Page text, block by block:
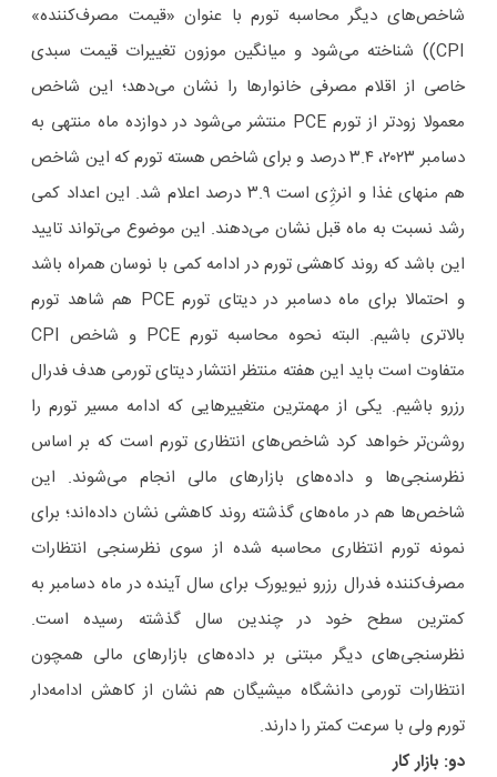
شاخص‌های دیگر محاسبه تورم با عنوان «قیمت مصرف‌کننده»
CPI)) شناخته می‌شود و میانگین موزون تغییرات قیمت سبدی
خاصی از اقلام مصرفی خانوارها را نشان می‌دهد؛ این شاخص
معمولا زودتر از تورم PCE منتشر می‌شود در دوازده ماه منتهی به
دسامبر ۲۰۲۳، ۳.۴ درصد و برای شاخص هسته تورم که این شاخص
هم منهای غذا و انرژِی است ۳.۹ درصد اعلام شد. این اعداد کمی
رشد نسبت به ماه قبل نشان می‌دهند. این موضوع می‌تواند تایید
این باشد که روند کاهشی تورم در ادامه کمی با نوسان همراه باشد
و احتمالا برای ماه دسامبر در دیتای تورم PCE هم شاهد تورم
بالاتری باشیم. البته نحوه محاسبه تورم PCE و شاخص CPI
متفاوت است باید این هفته منتظر انتشار دیتای تورمی هدف فدرال
رزرو باشیم. یکی از مهمترین متغییرهایی که ادامه مسیر تورم را
روشن‌تر خواهد کرد شاخص‌های انتظاری تورم است که بر اساس
نظرسنجی‌ها و داده‌های بازارهای مالی انجام می‌شوند. این
شاخص‌ها هم در ماه‌های گذشته روند کاهشی نشان داده‌اند؛ برای
نمونه تورم انتظاری محاسبه شده از سوی نظرسنجی انتظارات
مصرف‌کننده فدرال رزرو نیویورک برای سال آینده در ماه دسامبر به
کمترین سطح خود در چندین سال گذشته رسیده است.
نظرسنجی‌های دیگر مبتنی بر داده‌های بازارهای مالی همچون
انتظارات تورمی دانشگاه میشیگان هم نشان از کاهش ادامه‌دار
تورم ولی با سرعت کمتر را دارند.
دو: بازار کار